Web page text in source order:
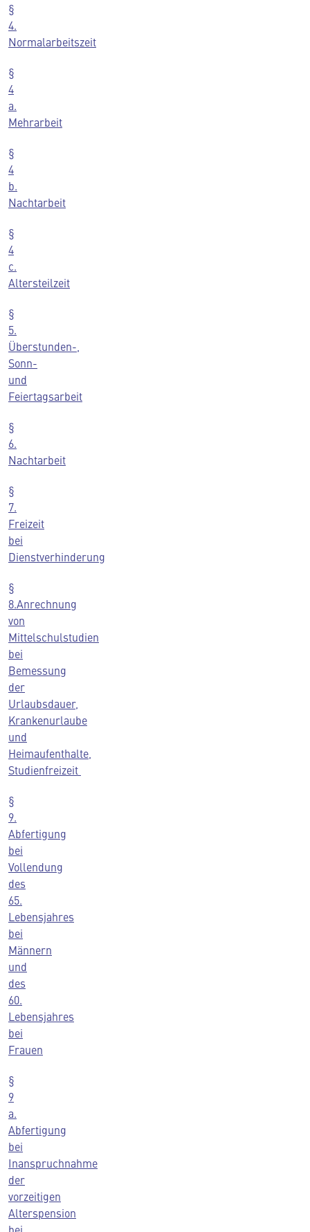
§
4.
Normalarbeitszeit
§
4
a.
Mehrarbeit
§
4
b.
Nachtarbeit
§
4
c.
Altersteilzeit
§
5.
Überstunden-,
Sonn-
und
Feiertagsarbeit
§
6.
Nachtarbeit
§
7.
Freizeit
bei
Dienstverhinderung
§
8.Anrechnung
von
Mittelschulstudien
bei
Bemessung
der
Urlaubsdauer,
Krankenurlaube
und
Heimaufenthalte,
Studienfreizeit
§
9.
Abfertigung
bei
Vollendung
des
65.
Lebensjahres
bei
Männern
und
des
60.
Lebensjahres
bei
Frauen
§
9
a.
Abfertigung
bei
Inanspruchnahme
der
vorzeitigen
Alterspension